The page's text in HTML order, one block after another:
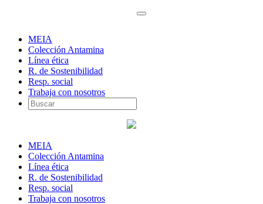
MEIA
Colección Antamina
Línea ética
R. de Sostenibilidad
Resp. social
Trabaja con nosotros
MEIA
Colección Antamina
Línea ética
R. de Sostenibilidad
Resp. social
Trabaja con nosotros